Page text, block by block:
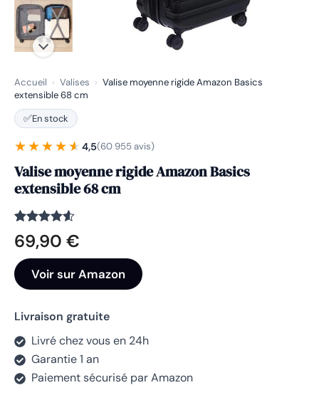
Accueil › Valises › Valise moyenne rigide Amazon Basics
extensible 68 cm
✅En stock
★★★★★
★★★★★ 4,5(60 955 avis)
Valise moyenne rigide Amazon Basics
extensible 68 cm
Noté
4.5
sur 5
60955
notations
client
69,90 €
Voir sur Amazon
Livraison gratuite
Livré chez vous en 24h
Garantie 1 an
Paiement sécurisé par Amazon